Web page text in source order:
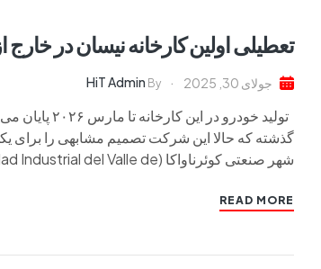
تعطیلی اولین کارخانه نیسان در خارج
جولای 30, 2025 By
HiT Admin
گذشته که حالا این شرکت تصمیم مشابهی را برای
شهر صنعتی کوئرناواکا (Ciudad Industrial del Valle de […]
READ MORE